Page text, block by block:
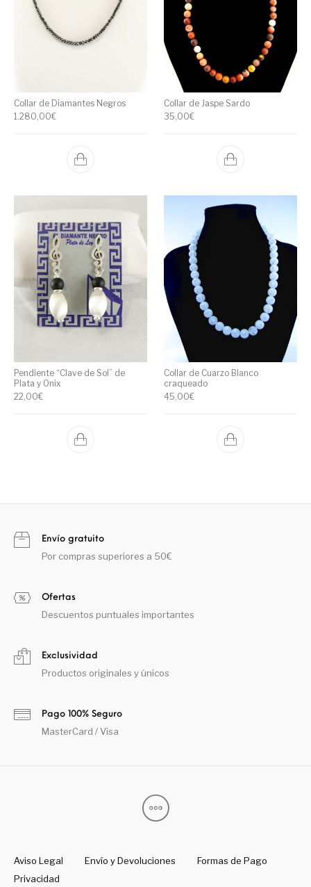
Collar de Diamantes Negros
1.280,00€
Collar de Jaspe Sardo
35,00€
Pendiente “Clave de Sol” de
Plata y Onix
22,00€
Collar de Cuarzo Blanco
craqueado
45,00€
Envío gratuito
Por compras superiores a 50€
Ofertas
Descuentos puntuales importantes
Exclusividad
Productos originales y únicos
Pago 100% Seguro
MasterCard / Visa
Aviso Legal Envío y Devoluciones
Formas de Pago
Privacidad